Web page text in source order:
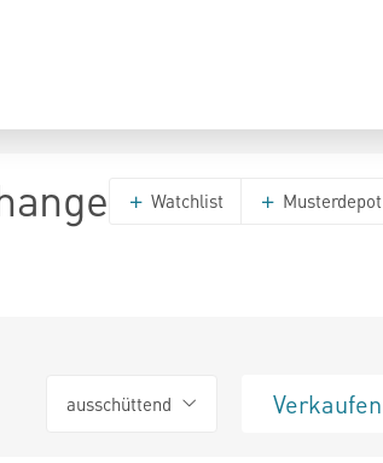
Watchlist Musterdepot
ausschüttend Verkaufen